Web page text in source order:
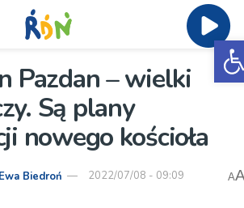
Pazdan – wielki
Są plany
nowego kościoła
Ewa Biedroń 2022/07/08 - 09:09 A